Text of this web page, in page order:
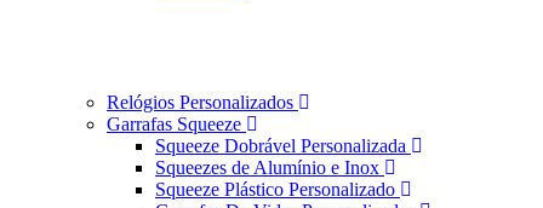
Relógios Personalizados
Garrafas Squeeze
Squeeze Dobrável Personalizada
Squeezes de Alumínio e Inox
Squeeze Plástico Personalizado